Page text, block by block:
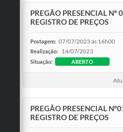
PREGÃO PRESENCIAL
REGISTRO DE PREÇOS
Postagem: 07/07/2023 às 16h00
Realização: 14/07/2023
Situação: ABERTO
PREGÃO PRESENCIAL
REGISTRO DE PREÇOS